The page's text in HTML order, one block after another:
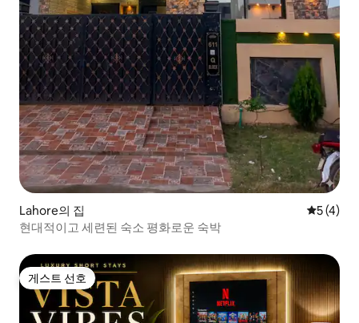
Lahore의 집 평점 5점
5 (4)
현대적이고 세련된 숙소 평화로운 숙박
게스트 선호
게스트 선호